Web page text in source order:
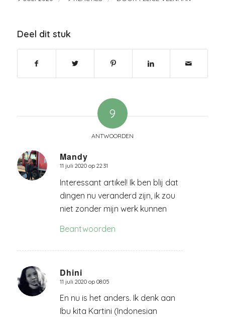
Deel dit stuk
9
ANTWOORDEN
Mandy
zegt:
11 juli 2020 op 22:31
Interessant artikel! Ik ben blij dat
dingen nu veranderd zijn, ik zou
niet zonder mijn werk kunnen
Beantwoorden
Dhini
zegt:
11 juli 2020 op 08:05
En nu is het anders. Ik denk aan
Ibu kita Kartini (Indonesian